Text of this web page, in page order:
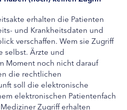
erhalten die Patienten
und Krankheitsdaten und
verschaffen. Wem sie Zugriff
selbst. Ärzte und
Moment noch nicht darauf
die rechtlichen
soll die elektronische
elektronischen Patientenfach
Zugriff erhalten